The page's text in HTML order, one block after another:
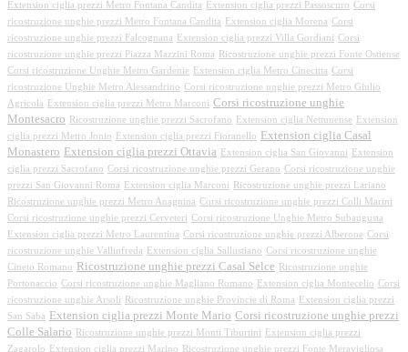
Extension ciglia prezzi Metro Fontana Candita
Extension ciglia prezzi Passoscuro Corsi
ricostruzione unghie prezzi Metro Fontana Candita
Extension ciglia Morena Corsi
ricostruzione unghie prezzi Falcognana
Extension ciglia prezzi Villa Gordiani Corsi
ricostruzione unghie prezzi Piazza Mazzini Roma
Ricostruzione unghie prezzi Fonte Ostiense
Corsi ricostruzione Unghie Metro Gardenie
Extension ciglia Metro Cinecitta Corsi
ricostruzione Unghie Metro Alessandrino Corsi ricostruzione unghie prezzi Metro Giulio
Agricola
Extension ciglia prezzi Metro Marconi Corsi ricostruzione unghie
Montesacro
Ricostruzione unghie prezzi Sacrofano Extension ciglia Nettunense
Extension
ciglia prezzi Metro Jonio
Extension ciglia prezzi Fioranello Extension ciglia Casal
Monastero Extension ciglia prezzi Ottavia Extension ciglia San Giovanni
Extension
ciglia prezzi Sacrofano Corsi ricostruzione unghie prezzi Gerano Corsi ricostruzione unghie
prezzi San Giovanni Roma
Extension ciglia Marconi
Ricostruzione unghie prezzi Lariano
Ricostruzione unghie prezzi Metro Anagnina Corsi ricostruzione unghie prezzi Colli Marini
Corsi ricostruzione unghie prezzi Cerveteri Corsi ricostruzione Unghie Metro Subaugusta
Extension ciglia prezzi Metro Laurentina Corsi ricostruzione unghie prezzi Alberone Corsi
ricostruzione unghie Vallinfreda
Extension ciglia Sallustiano Corsi ricostruzione unghie
Cineto Romano Ricostruzione unghie prezzi Casal Selce
Ricostruzione unghie
Portonaccio Corsi ricostruzione unghie Magliano Romano Extension ciglia Montecelio Corsi
ricostruzione unghie Arsoli
Ricostruzione unghie Provincie di Roma
Extension ciglia prezzi
San Saba Extension ciglia prezzi Monte Mario Corsi ricostruzione unghie prezzi
Colle Salario
Ricostruzione unghie prezzi Monti Tiburtini
Extension ciglia prezzi
Zagarolo
Extension ciglia prezzi Marino
Ricostruzione unghie prezzi Fonte Meravigliosa